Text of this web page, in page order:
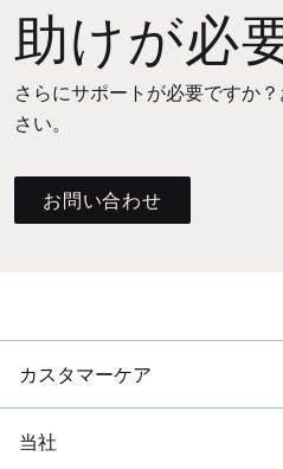
助けが必
さらにサポートが必要ですか
さい。
お問い合わせ
カスタマーケア
当社